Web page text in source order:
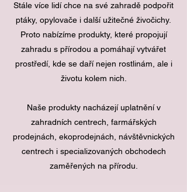
Stále více lidí chce na své zahradě podpořit
ptáky, opylovače i další užitečné živočichy.
Proto nabízíme produkty, které propojují
zahradu s přírodou a pomáhají vytvářet
prostředí, kde se daří nejen rostlinám, ale i
životu kolem nich.
Naše produkty nacházejí uplatnění v
zahradních centrech, farmářských
prodejnách, ekoprodejnách, návštěvnických
centrech i specializovaných obchodech
zaměřených na přírodu.